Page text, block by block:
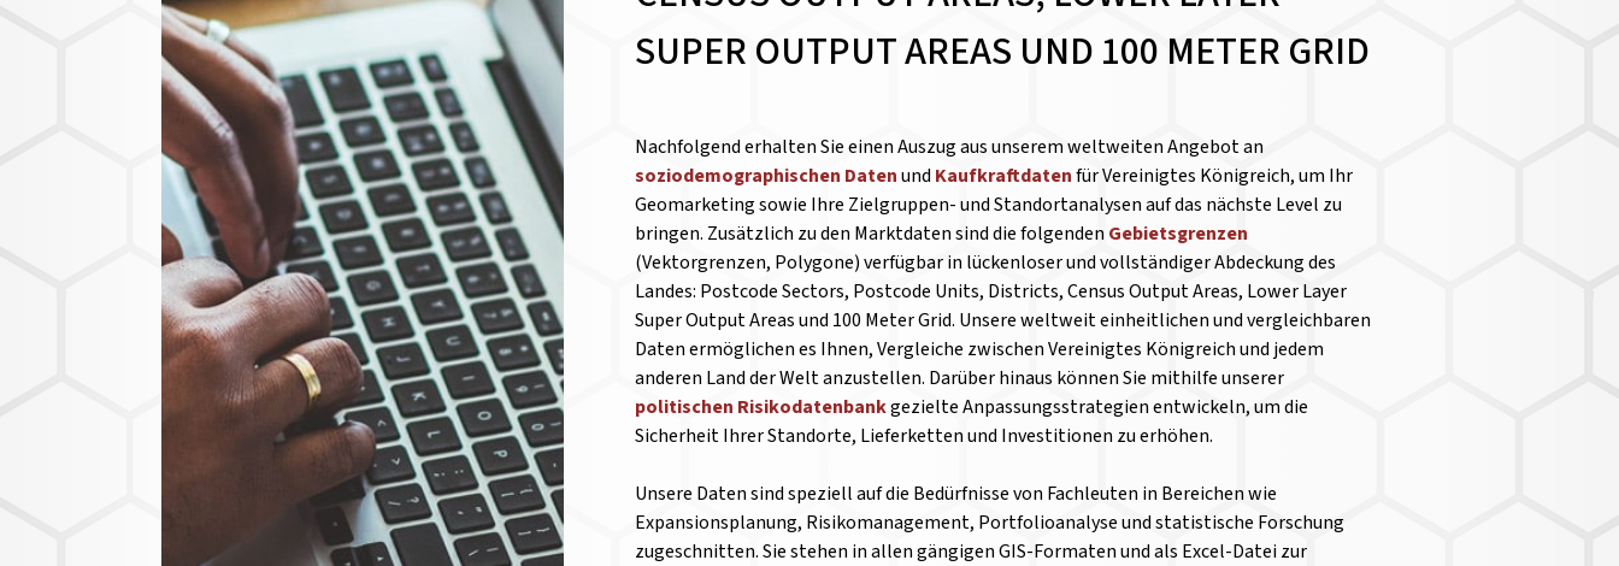
SUPER OUTPUT AREAS UND 100 METER GRID
Nachfolgend erhalten Sie einen Auszug aus unserem weltweiten Angebot an
soziodemographischen Datenund Kaufkraftdatenfür Vereinigtes Königreich, um Ihr
Geomarketing sowie Ihre Zielgruppen- und Standortanalysen auf das nächste Level zu
bringen. Zusätzlich zu den Marktdaten sind die folgenden Gebietsgrenzen
(Vektorgrenzen, Polygone) verfügbar in lückenloser und vollständiger Abdeckung des
Landes: Postcode Sectors, Postcode Units, Districts, Census Output Areas, Lower Layer
Super Output Areas und 100 Meter Grid. Unsere weltweit einheitlichen und vergleichbaren
Daten ermöglichen es Ihnen, Vergleiche zwischen Vereinigtes Königreich und jedem
anderen Land der Welt anzustellen. Darüber hinaus können Sie mithilfe unserer
politischen Risikodatenbankgezielte Anpassungsstrategien entwickeln, um die
Sicherheit Ihrer Standorte, Lieferketten und Investitionen zu erhöhen.
Unsere Daten sind speziell auf die Bedürfnisse von Fachleuten in Bereichen wie
Expansionsplanung, Risikomanagement, Portfolioanalyse und statistische Forschung
zugeschnitten. Sie stehen in allen gängigen GIS-Formaten und als Excel-Datei zur